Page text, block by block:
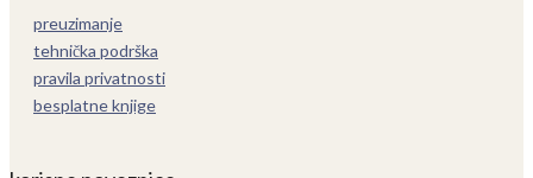
preuzimanje
tehnička podrška
pravila privatnosti
besplatne knjige